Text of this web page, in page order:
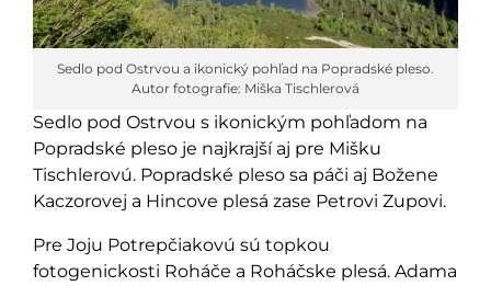
Sedlo pod Ostrvou a ikonický pohľad na Popradské pleso.
Autor fotografie: Miška Tischlerová
Sedlo pod Ostrvou s ikonickým pohľadom na
Popradské pleso je najkrajší aj pre Mišku
Tischlerovú. Popradské pleso sa páči aj Božene
Kaczorovej a Hincove plesá zase Petrovi Zupovi.
Pre Joju Potrepčiakovú sú topkou
fotogenickosti Roháče a Roháčske plesá. Adama